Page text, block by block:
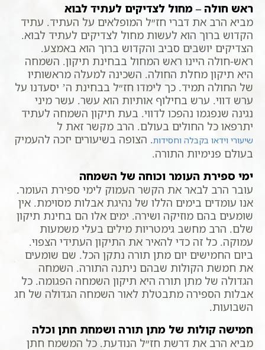
ראש חולה – מחול לצדיקים לעתיד לבוא
מביא הרב את דברי חז״ל המופלאים על העתיד. עתיד
הקדוש ברוך הוא לעשות מחול לצדיקים לעתיד לבוא.
הצדיקים יושבים סביב והקדוש ברוך הוא באמצע.
ראש-חולה היינו ראש המחול בבחינת תיקון. השמחה
היא תיקון מחלת החולה. השכינה למעלה מראשותיו
של החולה תמיד. כך לימדו חז״ל בבחינת ה’ יסעדנו על
ערש דווי. ערש בחילוף אותיות הוא עשר. עשר מיני
נגינה שנפגמו נהפכו לדווי. בעת תיקון השמחה לעתיד
יתרפאו כל החולים בעולם. הרב מקשר זאת ל
שיעורי וידאו בקבלה וחסידות. הצופה בשיעורים יזכה להעמיק
בעולם פנימיות התורה.
ימי ספירת העומר וכוחה של השמחה
עובר הרב לבאר את הקשר העמוק לימי ספירת העומר.
אנו עומדים בימים הללו של נהיגת אבלות מסוימת. אין
שומעים בהם מוזיקה ושירה. ימים אלו הם בחינת תיקון
שלם. הרב מחשב גימטריות מילים בעלי משמעות
עמוקה. כל זה כדי להאיר את התיקון העתידי הצפוי.
ביום החמישים יום מתן תורה נתקן הכל. שם שומעים
את חמשת הקולות שבהם ניתנה התורה. השמחה
הגדולה של מתן תורה היא תיקון השמחה הפגומה. כל
אבלות הספירה מתבטלת לאור השמחה הגדולה של חג
השבועות.
חמישה קולות של מתן תורה ושמחת חתן וכלה
מביא הרב את דרשת חז״ל הנודעת. כל המשמח חתן